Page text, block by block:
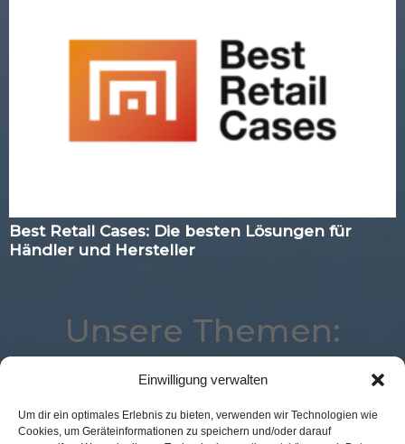
Einwilligung verwalten
Um dir ein optimales Erlebnis zu bieten, verwenden wir Technologien wie
Cookies, um Geräteinformationen zu speichern und/oder darauf
Best Retail Cases: Die besten Lösungen für
Händler und Hersteller
Unsere Themen:
Advertising Augmented Reality
Analytics
Digital
Location Expertenwissen Logistik